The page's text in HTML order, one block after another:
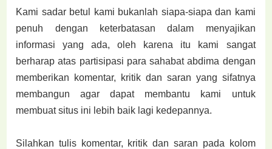
Kami sadar betul kami bukanlah siapa-siapa dan kami
penuh dengan keterbatasan dalam menyajikan
informasi yang ada, oleh karena itu kami sangat
berharap atas partisipasi para sahabat abdima dengan
memberikan komentar, kritik dan saran yang sifatnya
membangun agar dapat membantu kami untuk
membuat situs ini lebih baik lagi kedepannya.
Silahkan tulis komentar, kritik dan saran pada kolom